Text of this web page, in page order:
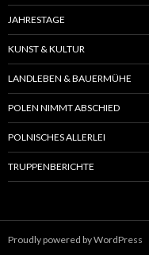
JAHRESTAGE
KUNST & KULTUR
LANDLEBEN & BAUERMÜHE
POLEN NIMMT ABSCHIED
POLNISCHES ALLERLEI
TRUPPENBERICHTE
Proudly powered by WordPress